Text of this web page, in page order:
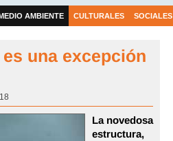
AMBIENTE CULTURALES SOCIALES
una excepción
La novedosa
estructura,